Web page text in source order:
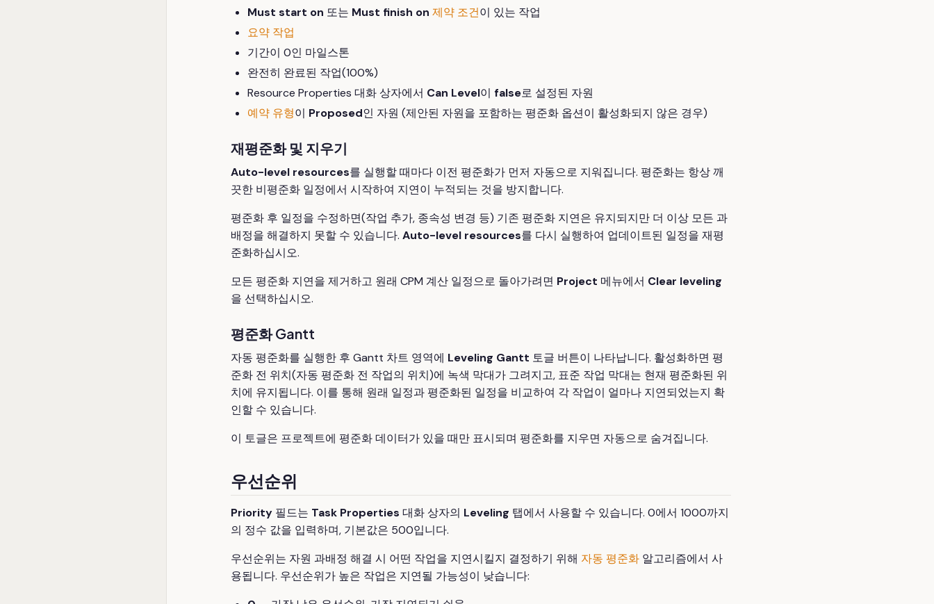
Must start on 또는 Must finish on 제약 조건이 있는 작업
요약 작업
기간이 0인 마일스톤
완전히 완료된 작업(100%)
Resource Properties 대화 상자에서 Can Level이 false로 설정된 자원
예약 유형이 Proposed인 자원 (제안된 자원을 포함하는 평준화 옵션이 활성화되지 않은 경우)
재평준화 및 지우기
Auto-level resources를 실행할 때마다 이전 평준화가 먼저 자동으로 지워집니다. 평준화는 항상 깨
끗한 비평준화 일정에서 시작하여 지연이 누적되는 것을 방지합니다.
평준화 후 일정을 수정하면(작업 추가, 종속성 변경 등) 기존 평준화 지연은 유지되지만 더 이상 모든 과
배정을 해결하지 못할 수 있습니다. Auto-level resources를 다시 실행하여 업데이트된 일정을 재평
준화하십시오.
모든 평준화 지연을 제거하고 원래 CPM 계산 일정으로 돌아가려면 Project 메뉴에서 Clear leveling
을 선택하십시오.
평준화 Gantt
자동 평준화를 실행한 후 Gantt 차트 영역에 Leveling Gantt 토글 버튼이 나타납니다. 활성화하면 평
준화 전 위치(자동 평준화 전 작업의 위치)에 녹색 막대가 그려지고, 표준 작업 막대는 현재 평준화된 위
치에 유지됩니다. 이를 통해 원래 일정과 평준화된 일정을 비교하여 각 작업이 얼마나 지연되었는지 확
인할 수 있습니다.
이 토글은 프로젝트에 평준화 데이터가 있을 때만 표시되며 평준화를 지우면 자동으로 숨겨집니다.
우선순위
Priority 필드는 Task Properties 대화 상자의 Leveling 탭에서 사용할 수 있습니다. 0에서 1000까지
의 정수 값을 입력하며, 기본값은 500입니다.
우선순위는 자원 과배정 해결 시 어떤 작업을 지연시킬지 결정하기 위해 자동 평준화 알고리즘에서 사
용됩니다. 우선순위가 높은 작업은 지연될 가능성이 낮습니다: